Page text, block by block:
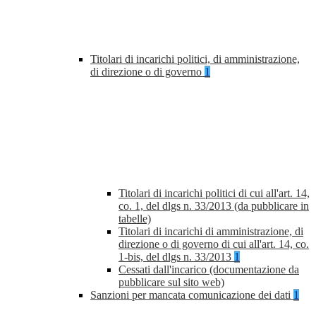
Titolari di incarichi politici, di amministrazione,
di direzione o di governo 1
Titolari di incarichi politici di cui all'art. 14,
co. 1, del dlgs n. 33/2013 (da pubblicare in
tabelle)
Titolari di incarichi di amministrazione, di
direzione o di governo di cui all'art. 14, co.
1-bis, del dlgs n. 33/2013 1
Cessati dall'incarico (documentazione da
pubblicare sul sito web)
Sanzioni per mancata comunicazione dei dati 1